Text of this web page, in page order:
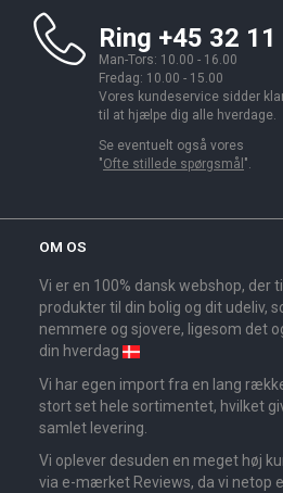
Ring +45 32
Man-Tors: 10.00 - 16.00
Fredag: 10.00 - 15.00
Vores kundeservice sidder
til at hjælpe dig alle hverdage.
Se eventuelt også vores
"Ofte stillede spørgsmål ".
OM OS
Vi er en 100% dansk webshop, der
produkter til din bolig og dit udeliv,
nemmere og sjovere, ligesom det
din hverdag
Vi har egen import fra en lang
stort set hele sortimentet, hvilket
samlet levering.
Vi oplever desuden en meget høj
via e-mærket Reviews, da vi netop